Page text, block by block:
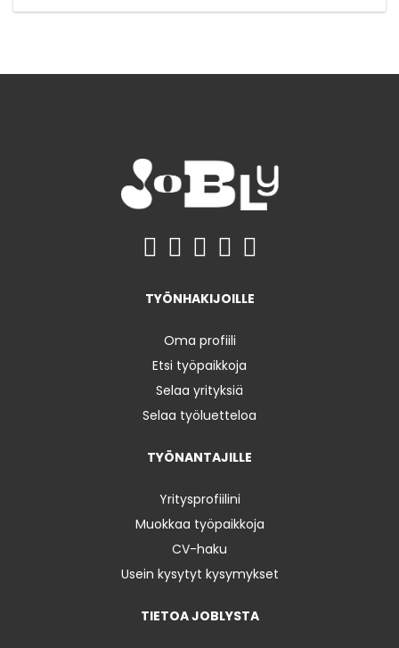
TYÖNHAKIJOILLE
Oma profiili
Etsi työpaikkoja
Selaa yrityksiä
Selaa työluetteloa
TYÖNANTAJILLE
Yritysprofiilini
Muokkaa työpaikkoja
CV-haku
Usein kysytyt kysymykset
TIETOA JOBLYSTA